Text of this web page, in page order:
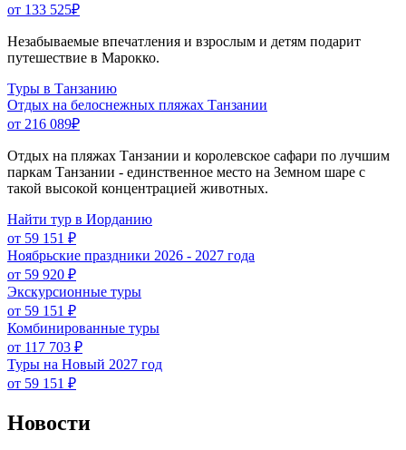
от 133 525₽
Незабываемые впечатления и взрослым и детям подарит
путешествие в Марокко.
Туры в Танзанию
Отдых на белоснежных пляжах Танзании
от 216 089₽
Отдых на пляжах Танзании и королевское сафари по лучшим
паркам Танзании - единственное место на Земном шаре с
такой высокой концентрацией животных.
Найти тур в Иорданию
от 59 151 ₽
Ноябрьские праздники 2026 - 2027 года
от 59 920 ₽
Экскурсионные туры
от 59 151 ₽
Комбинированные туры
от 117 703 ₽
Туры на Новый 2027 год
от 59 151 ₽
Новости